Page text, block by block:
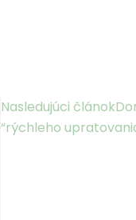
Nasledujúci článok
“rýchleho